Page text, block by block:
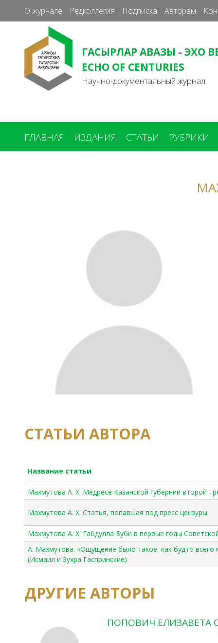
О журнале Редколлегия Подписка Авторам
ГАСЫРЛАР АВАЗЫ - ЭХО
ECHO OF CENTURIES
Научно-документальный журнал
ГЛАВНАЯ ИЗДАНИЯ СТАТЬИ РУБРИКИ
СТАТЬИ АВТОРА
Название статьи
Махмутова А. Х. Медресе Казанской губернии второй
Махмутова А. Х. Статья, попавшая под пресс цензуры
Махмутова А. Х. Габдулла Буби в первые годы
А. Махмутова. «Ощущение было такое, как будто всего
(Исмаил и Зухра Гаспринские)
ДРУГИЕ АВТОРЫ
ПОПОВИЧ ЕЛИЗАВЕТА